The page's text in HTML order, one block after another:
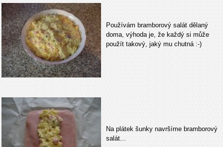
Používám bramborový salát dělaný
doma, výhoda je, že každý si může
použít takový, jaký mu chutná :-)
Na plátek šunky navršíme bramborový
salát...